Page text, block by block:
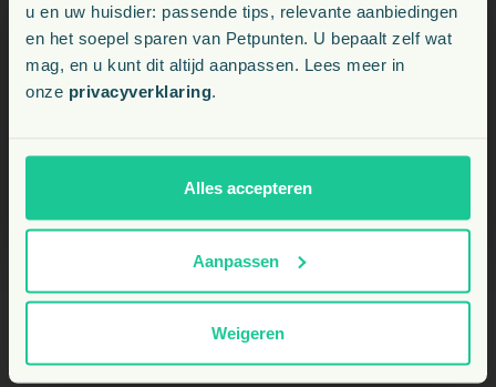
u en uw huisdier: passende tips, relevante aanbiedingen
en het soepel sparen van Petpunten. U bepaalt zelf wat
mag, en u kunt dit altijd aanpassen. Lees meer in
onze privacyverklaring.
Alles accepteren
Aanpassen
Weigeren
Mag ik het combineren met andere
supplementen of medicijnen?
Wat als mijn dier het niet lekker vindt?
Kies uw land: